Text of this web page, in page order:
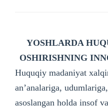
YOSHLARDA
OSHIRISHNING
Huquqiy madaniyat
an’analariga,
asoslangan holda insof